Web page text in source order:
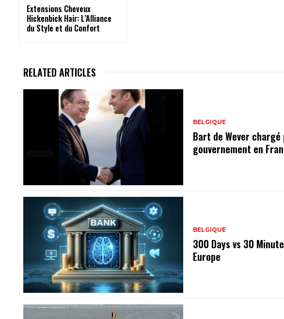
Extensions Cheveux
Hickenbick Hair: L’Alliance
du Style et du Confort
RELATED ARTICLES
BELGIQUE
Bart de Wever
gouvernement en
BELGIQUE
300 Days vs 30
Europe